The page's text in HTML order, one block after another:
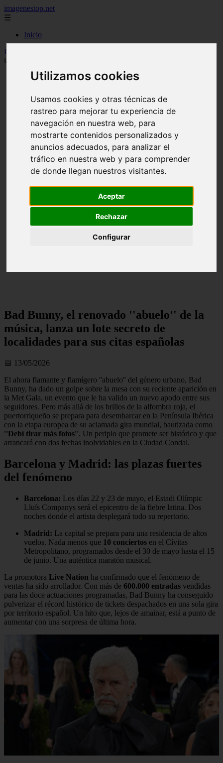
Utilizamos cookies
Usamos cookies y otras técnicas de
rastreo para mejorar tu experiencia de
navegación en nuestra web, para
mostrarte contenidos personalizados y
anuncios adecuados, para analizar el
tráfico en nuestra web y para comprender
de donde llegan nuestros visitantes.
Aceptar
Rechazar
Configurar
imagenestop.net
☰
Inicio
Inicio
lanza un lote secreto de localidades para sus citas españolas
Bad Bunny, el renovado ''abuelo'' de la
música, lanza un lote secreto de
localidades para sus citas españolas
📅 13/05/2026
El ahora flamante y flamígero ''abuelo'' del género urbano, Bad
Bunny, ha dado un golpe sobre la mesa con su reciente aparición en
la Met Gala, un evento que le ha valido un nuevo apodo entre sus
seguidores. Pero más allá de los brillos de la alfombra roja, el
puertorriqueño se prepara para desembarcar en la Península Ibérica
con la etapa europea de su aclamada gira mundial, bautizada como
''Debí tirar más fotos''. Un periplo que promete ser histórico y que
arrancará con dos fechas inolvidables en la Ciudad Condal.
Barcelona y Madrid: las plazas fuertes
del fenómeno
Barcelona: Los días 22 y 23 de mayo, el Estadi Olímpic
Lluís Companys será el epicentro de la fiebre latina. Dos
noches donde el artista desplegará todo su repertorio.
Madrid: La capital se prepara para una residencia de altos
vuelos. Nada menos que 10 conciertos en el Cívitas
Metropolitano, programados desde el 30 de mayo hasta el 15
de junio. Una auténtica maratón musical.
La promotora Live Nation ha confirmado que el fenómeno de
ventas ha sido arrollador. Con más de 600.000 entradas vendidas
para las doce actuaciones programadas, Bad Bunny ha conseguido
pulverizar el récord histórico de tickets despachados en una sola gira
por territorio español. Un hito que, lejos de amainar, está a punto de
aumentar con una sorpresa de última hora.